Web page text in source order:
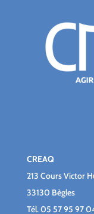
CREAQ
213 Cours Victor
33130 Bègles
Tél.05 57 95 97